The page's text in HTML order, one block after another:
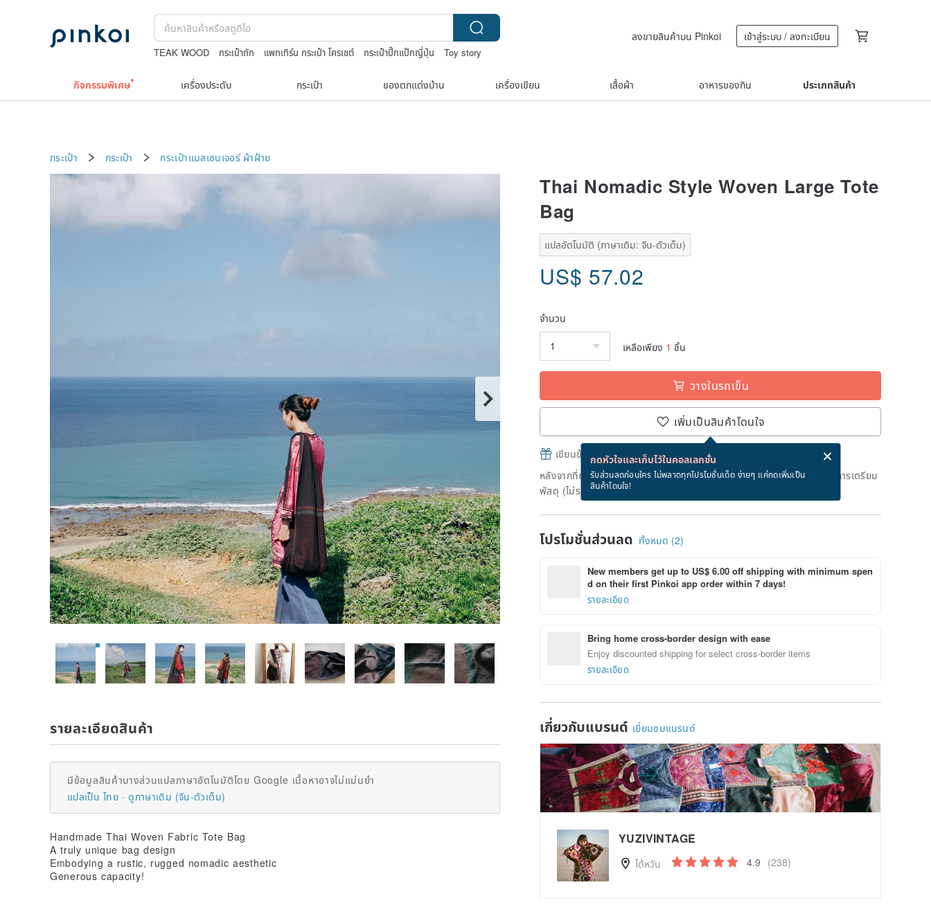
TEAK WOOD กระเป๋าถัก แพทเทิร์น กระเป๋า โครเชต์ กระเป๋าปิ๊กแป๊กญี่ปุ่น
Toy story
ลงขายสินค้าบน Pinkoi เข้าสู่ระบบ / ลงทะเบียน
กิจกรรมพิเศษ เครื่องประดับ กระเป๋า ของตกแต่งบ้าน เครื่องเขียน เสื้อผ้า อาหารของกิน ประเภทสินค้า
กระเป๋า กระเป๋า กระเป๋าแมสเซนเจอร์ ผ้าฝ้าย
Thai Nomadic Style Woven Large Tote
Bag
แปลอัตโนมัติ (ภาษาเดิม: จีน-ตัวเต็ม)
US$ 57.02
จำนวน
เหลือเพียง 1 ชิ้น
วางในรถเข็น
เพิ่มเป็นสินค้าโดนใจ
กดหัวใจและเก็บไว้ในคอลเลกชั่น
รับส่วนลดก่อนใคร ไม่พลาดทุกโปรโมชั่นเด็ด ง่ายๆ แค่กดเพิ่มเป็น
สินค้าโดนใจ!
เขียนข้อความและส่ง eCard ฟรีเมื่อซื้อสินค้า!
หลังจากที่ชำระเงินถึงวันที่จะจัดส่งสินค้า จะใช้เวลาประมาณ 5 วันทางการในการเตรียม
พัสดุ (ไม่รวมวันหยุด)
โปรโมชั่นส่วนลด ทั้งหมด (2)
New members get up to US$ 6.00 off shipping with minimum spen
d on their first Pinkoi app order within 7 days!
รายละเอียด
Bring home cross-border design with ease
Enjoy discounted shipping for select cross-border items
รายละเอียด
เกี่ยวกับแบรนด์ เยี่ยมชมแบรนด์
YUZIVINTAGE
ไต้หวัน 4.9 (238)
รายละเอียดสินค้า
มีข้อมูลสินค้าบางส่วนแปลภาษาอัตโนมัติโดย Google เนื้อหาอาจไม่แม่นยำ
แปลเป็น ไทย
ดูภาษาเดิม (จีน-ตัวเต็ม)
Handmade Thai Woven Fabric Tote Bag
A truly unique bag design
Embodying a rustic, rugged nomadic aesthetic
Generous capacity!